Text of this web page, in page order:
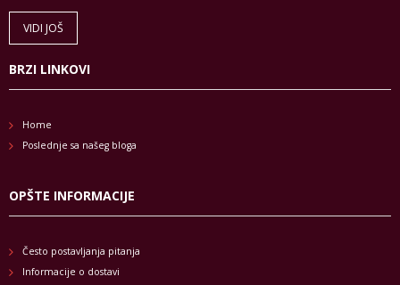
VIDI JOŠ
BRZI LINKOVI
Home
Poslednje sa našeg bloga
OPŠTE INFORMACIJE
Često postavljanja pitanja
Informacije o dostavi